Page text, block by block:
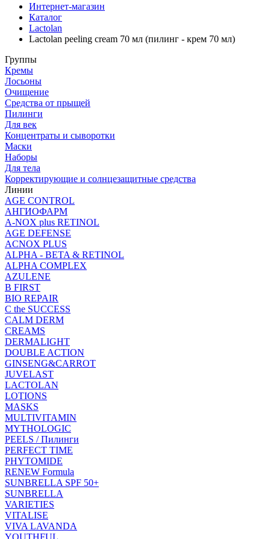
Интернет-магазин
Каталог
Lactolan
Lactolan peeling cream 70 мл (пилинг - крем 70 мл)
Группы
Кремы
Лосьоны
Очищение
Средства от прыщей
Пилинги
Для век
Концентраты и сыворотки
Маски
Наборы
Для тела
Корректирующие и солнцезащитные средства
Линии
AGE CONTROL
АНГИОФАРМ
A-NOX plus RETINOL
AGE DEFENSE
ACNOX PLUS
ALPHA - BETA & RETINOL
ALPHA COMPLEX
AZULENE
B FIRST
BIO REPAIR
C the SUCCESS
CALM DERM
CREAMS
DERMALIGHT
DOUBLE ACTION
GINSENG&CARROT
JUVELAST
LACTOLAN
LOTIONS
MASKS
MULTIVITAMIN
MYTHOLOGIC
PEELS / Пилинги
PERFECT TIME
PHYTOMIDE
RENEW Formula
SUNBRELLA SPF 50+
SUNBRELLA
VARIETIES
VITALISE
VIVA LAVANDA
YOUTHFUL